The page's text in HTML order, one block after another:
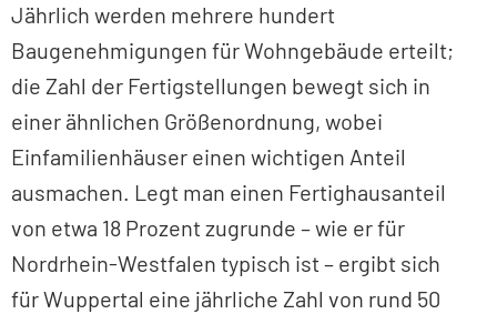
Jährlich werden mehrere hundert
Baugenehmigungen für Wohngebäude erteilt;
die Zahl der Fertigstellungen bewegt sich in
einer ähnlichen Größenordnung, wobei
Einfamilienhäuser einen wichtigen Anteil
ausmachen. Legt man einen Fertighausanteil
von etwa 18 Prozent zugrunde – wie er für
Nordrhein-Westfalen typisch ist – ergibt sich
für Wuppertal eine jährliche Zahl von rund 50